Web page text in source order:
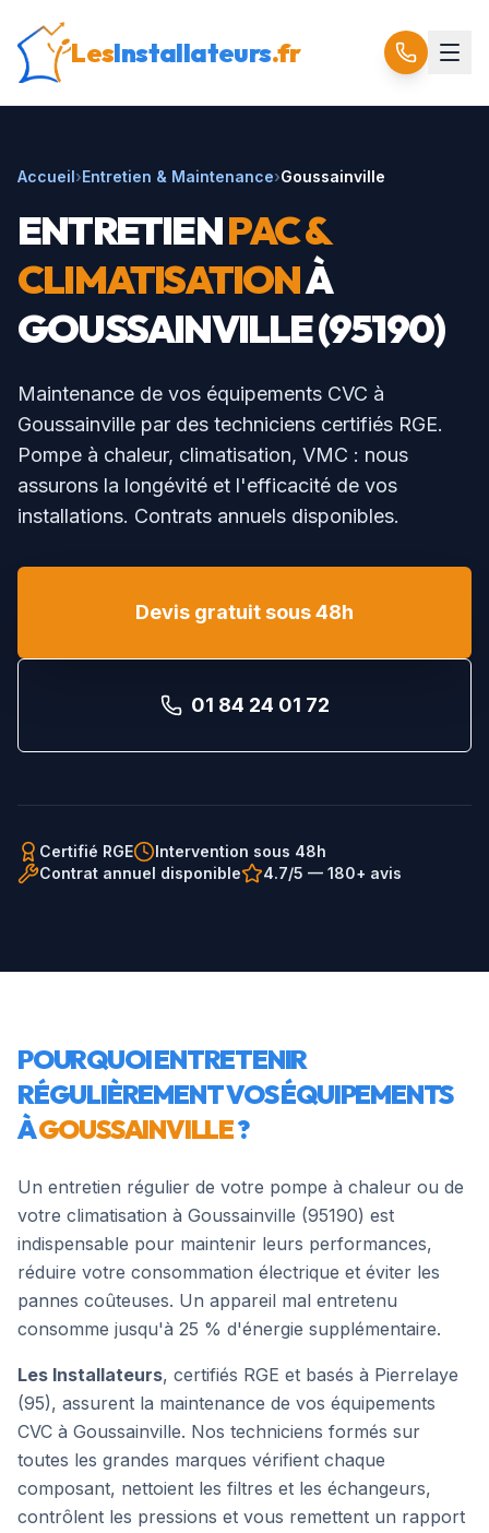
LesInstallateurs.fr
Accueil›Entretien & Maintenance›Goussainville
ENTRETIENPAC &
CLIMATISATIONÀ
GOUSSAINVILLE(95190)
Maintenance de vos équipements CVC à
Goussainville par des techniciens certifiés RGE.
Pompe à chaleur, climatisation, VMC : nous
assurons la longévité et l'efficacité de vos
installations. Contrats annuels disponibles.
Devis gratuit sous 48h
01 84 24 01 72
Certifié RGE
Intervention sous 48h
Contrat annuel disponible
4.7/5 — 180+ avis
POURQUOI ENTRETENIR
RÉGULIÈREMENT VOS ÉQUIPEMENTS
ÀGOUSSAINVILLE?
Un entretien régulier de votre pompe à chaleur ou de
votre climatisation à Goussainville (95190) est
indispensable pour maintenir leurs performances,
réduire votre consommation électrique et éviter les
pannes coûteuses. Un appareil mal entretenu
consomme jusqu'à 25 % d'énergie supplémentaire.
Les Installateurs, certifiés RGE et basés à Pierrelaye
(95), assurent la maintenance de vos équipements
CVC à Goussainville. Nos techniciens formés sur
toutes les grandes marques vérifient chaque
composant, nettoient les filtres et les échangeurs,
contrôlent les pressions et vous remettent un rapport